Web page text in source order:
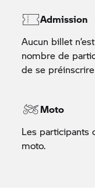
Admission
Aucun billet
nombre de
de se
Moto
Les participants
moto.